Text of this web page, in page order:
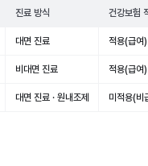
진료 방식 건강보험
대면 진료 적용(급여)
비대면 진료 적용(급여)
대면 진료 · 원내조제 미적용(비